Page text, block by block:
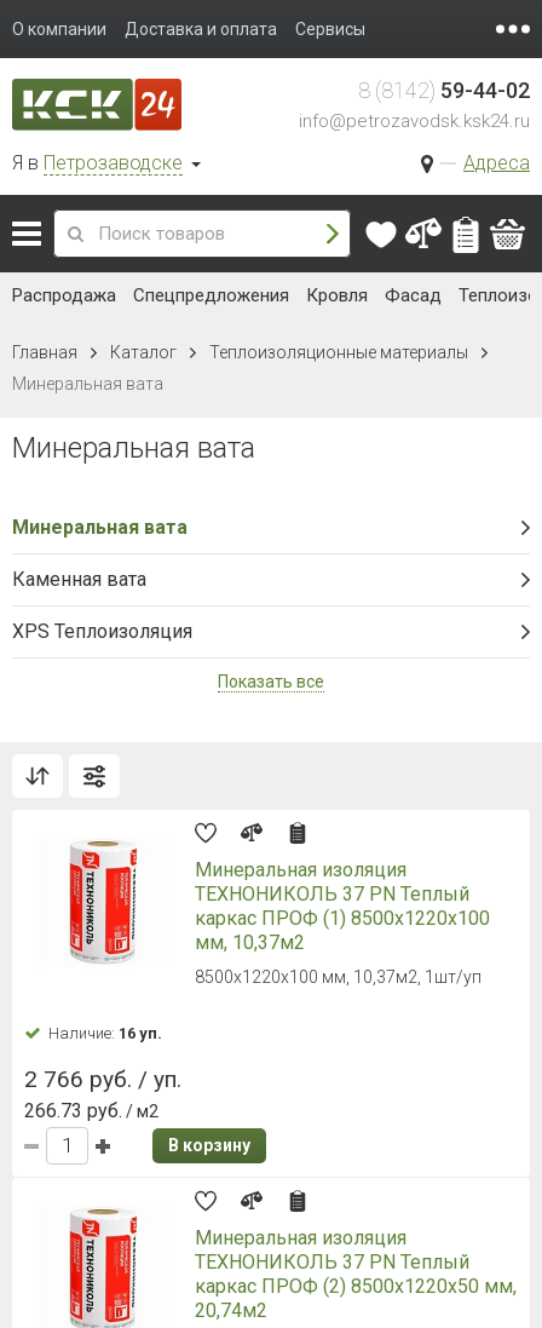
О компании Доставка и оплата Сервисы
Я в Петрозаводске Адреса
8 (8142) 59-44-02
info@petrozavodsk.ksk24.ru
Распродажа Спецпредложения Кровля Фасад
Главная Каталог
Теплоизоляционные материалы
Минеральная вата
Минеральная вата
Минеральная вата
Каменная вата
XPS Теплоизоляция
Показать все
Минеральная изоляция
ТЕХНОНИКОЛЬ 37 PN Теплый
каркас ПРОФ (1) 8500х1220х100
мм, 10,37м2
8500х1220х100 мм, 10,37м2, 1шт/уп
Наличие: 16 уп.
2 766 руб. / уп.
266.73 руб. / м2
В корзину
Минеральная изоляция
ТЕХНОНИКОЛЬ 37 PN Теплый
каркас ПРОФ (2) 8500х1220х50 мм,
20,74м2